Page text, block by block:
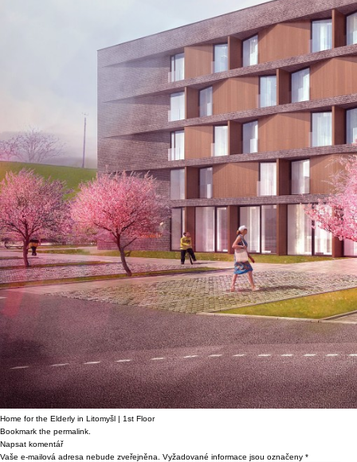
Home for the Elderly in Litomyšl | 1st Floor
Bookmark the permalink
Napsat komentář
Vaše e-mailová adresa nebude zveřejněna.
Vyžadované informace jsou označeny *